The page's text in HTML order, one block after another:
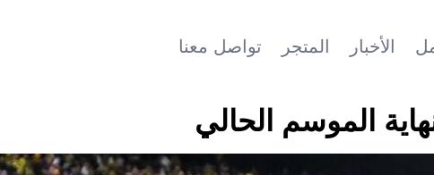
الأخبار المتجر تواصل معنا
الموسم الحالي